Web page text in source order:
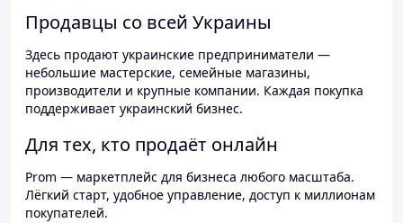
Продавцы со всей Украины
Здесь продают украинские предприниматели —
небольшие мастерские, семейные магазины,
производители и крупные компании. Каждая покупка
поддерживает украинский бизнес.
Для тех, кто продаёт онлайн
Prom — маркетплейс для бизнеса любого масштаба.
Лёгкий старт, удобное управление, доступ к миллионам
покупателей.